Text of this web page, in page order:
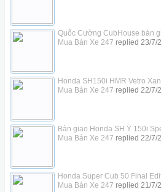
Quốc Cường CubHouse bàn
Mua Bán Xe 247 replied 23/7/
Honda SH150i HMR Vetro
Mua Bán Xe 247 replied 22/7/
Bàn giao Honda SH Ý 150i
Mua Bán Xe 247 replied 22/7/
Honda Super Cub 50 Final
Mua Bán Xe 247 replied 21/7/